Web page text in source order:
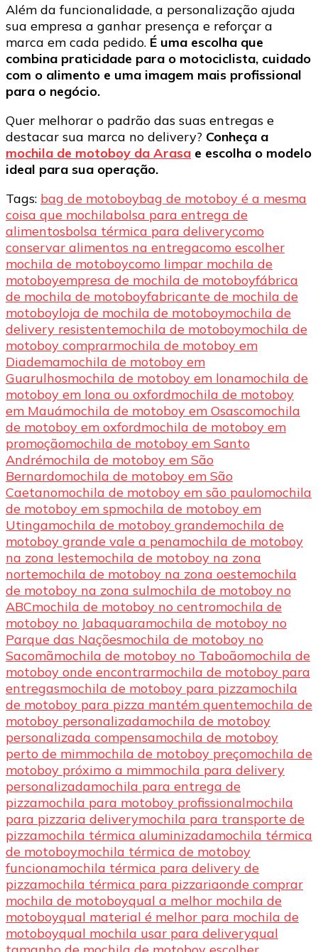
Além da funcionalidade, a personalização ajuda
sua empresa a ganhar presença e reforçar a
marca em cada pedido. É uma escolha que
combina praticidade para o motociclista, cuidado
com o alimento e uma imagem mais profissional
para o negócio.
Quer melhorar o padrão das suas entregas e
destacar sua marca no delivery? Conheça a
mochila de motoboy da Arasa e escolha o modelo
ideal para sua operação.
Tags: bag de motoboybag de motoboy é a mesma
coisa que mochilabolsa para entrega de
alimentosbolsa térmica para deliverycomo
conservar alimentos na entregacomo escolher
mochila de motoboycomo limpar mochila de
motoboyempresa de mochila de motoboyfábrica
de mochila de motoboyfabricante de mochila de
motoboyloja de mochila de motoboymochila de
delivery resistentemochila de motoboymochila de
motoboy comprarmochila de motoboy em
Diademamochila de motoboy em
Guarulhosmochila de motoboy em lonamochila de
motoboy em lona ou oxfordmochila de motoboy
em Mauámochila de motoboy em Osascomochila
de motoboy em oxfordmochila de motoboy em
promoçãomochila de motoboy em Santo
Andrémochila de motoboy em São
Bernardomochila de motoboy em São
Caetanomochila de motoboy em são paulomochila
de motoboy em spmochila de motoboy em
Utingamochila de motoboy grandemochila de
motoboy grande vale a penamochila de motoboy
na zona lestemochila de motoboy na zona
nortemochila de motoboy na zona oestemochila
de motoboy na zona sulmochila de motoboy no
ABCmochila de motoboy no centromochila de
motoboy no Jabaquaramochila de motoboy no
Parque das Naçõesmochila de motoboy no
Sacomãmochila de motoboy no Taboãomochila de
motoboy onde encontrarmochila de motoboy para
entregasmochila de motoboy para pizzamochila
de motoboy para pizza mantém quentemochila de
motoboy personalizadamochila de motoboy
personalizada compensamochila de motoboy
perto de mimmochila de motoboy preçomochila de
motoboy próximo a mimmochila para delivery
personalizadamochila para entrega de
pizzamochila para motoboy profissionalmochila
para pizzaria deliverymochila para transporte de
pizzamochila térmica aluminizadamochila térmica
de motoboymochila térmica de motoboy
funcionamochila térmica para delivery de
pizzamochila térmica para pizzariaonde comprar
mochila de motoboyqual a melhor mochila de
motoboyqual material é melhor para mochila de
motoboyqual mochila usar para deliveryqual